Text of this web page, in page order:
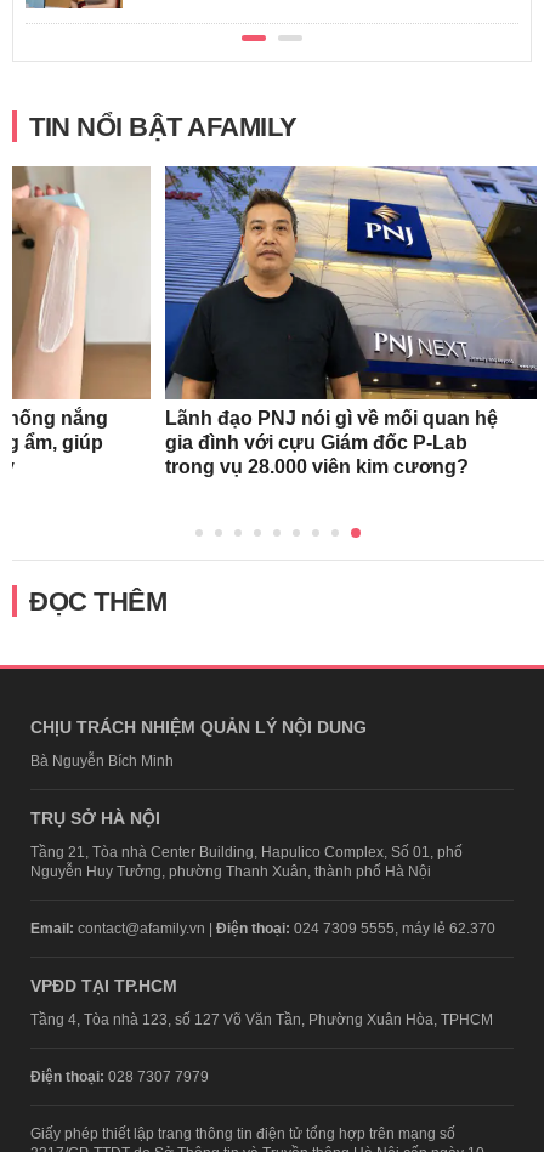
TIN NỔI BẬT AFAMILY
nắng
ẩm, giúp
Lãnh đạo PNJ nói gì về mối quan hệ
gia đình với cựu Giám đốc P-Lab
trong vụ 28.000 viên kim cương?
ĐỌC THÊM
CHỊU TRÁCH NHIỆM QUẢN LÝ NỘI DUNG
Bà Nguyễn Bích Minh
TRỤ SỞ HÀ NỘI
Tầng 21, Tòa nhà Center Building, Hapulico Complex, Số 01, phố
Nguyễn Huy Tưởng, phường Thanh Xuân, thành phố Hà Nội
Email: contact@afamily.vn | Điện thoại: 024 7309 5555, máy lẻ 62.370
VPĐD TẠI TP.HCM
Tầng 4, Tòa nhà 123, số 127 Võ Văn Tần, Phường Xuân Hòa, TPHCM
Điện thoại: 028 7307 7979
Giấy phép thiết lập trang thông tin điện tử tổng hợp trên mạng số